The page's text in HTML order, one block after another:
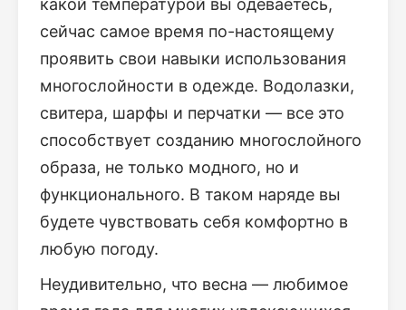
какой температурой вы одеваетесь,
сейчас самое время по-настоящему
проявить свои навыки использования
многослойности в одежде. Водолазки,
свитера, шарфы и перчатки — все это
способствует созданию многослойного
образа, не только модного, но и
функционального. В таком наряде вы
будете чувствовать себя комфортно в
любую погоду.
Неудивительно, что весна — любимое